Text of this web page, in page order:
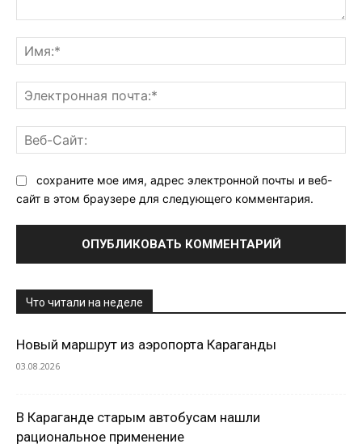
сохраните мое имя, адрес электронной почты и веб-
сайт в этом браузере для следующего комментария.
Что читали на неделе
Новый маршрут из аэропорта Караганды
03.08.2026
В Караганде старым автобусам нашли
рациональное применение